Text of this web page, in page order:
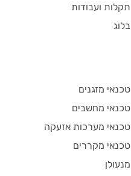
תקלות ועבודות
בלוג
טכנאי מזגנים
טכנאי מחשבים
טכנאי מערכות אזעקה
טכנאי מקררים
מנעולן